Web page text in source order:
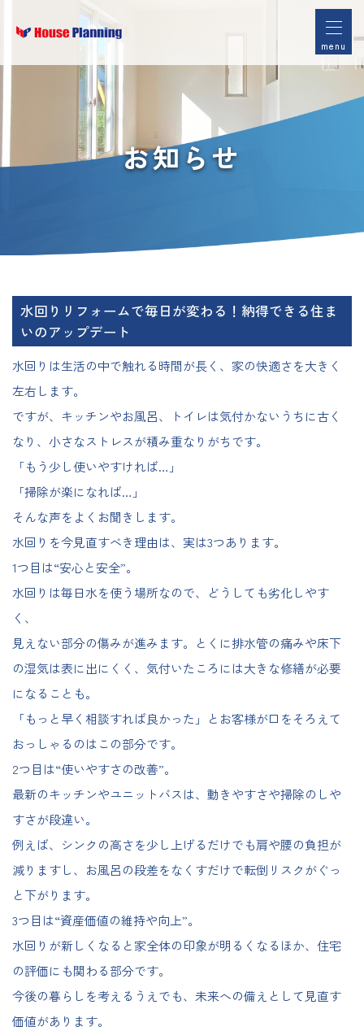
お知らせ
menu
水回りリフォームで毎日が変わる！納得できる住ま
いのアップデート
水回りは生活の中で触れる時間が長く、家の快適さを大きく
左右します。
ですが、キッチンやお風呂、トイレは気付かないうちに古く
なり、小さなストレスが積み重なりがちです。
「もう少し使いやすければ…」
「掃除が楽になれば…」
そんな声をよくお聞きします。
水回りを今見直すべき理由は、実は3つあります。
1つ目は“安心と安全”。
水回りは毎日水を使う場所なので、どうしても劣化しやす
く、
見えない部分の傷みが進みます。とくに排水管の痛みや床下
の湿気は表に出にくく、気付いたころには大きな修繕が必要
になることも。
「もっと早く相談すれば良かった」とお客様が口をそろえて
おっしゃるのはこの部分です。
2つ目は“使いやすさの改善”。
最新のキッチンやユニットバスは、動きやすさや掃除のしや
すさが段違い。
例えば、シンクの高さを少し上げるだけでも肩や腰の負担が
減りますし、お風呂の段差をなくすだけで転倒リスクがぐっ
と下がります。
3つ目は“資産価値の維持や向上”。
水回りが新しくなると家全体の印象が明るくなるほか、住宅
の評価にも関わる部分です。
今後の暮らしを考えるうえでも、未来への備えとして見直す
価値があります。